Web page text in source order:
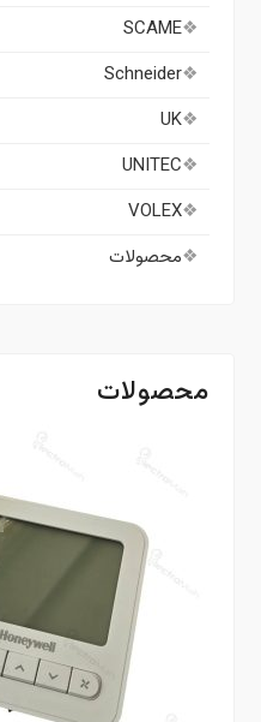
SCAME
Schneider
UK
UNITEC
VOLEX
محصولات
محصولات